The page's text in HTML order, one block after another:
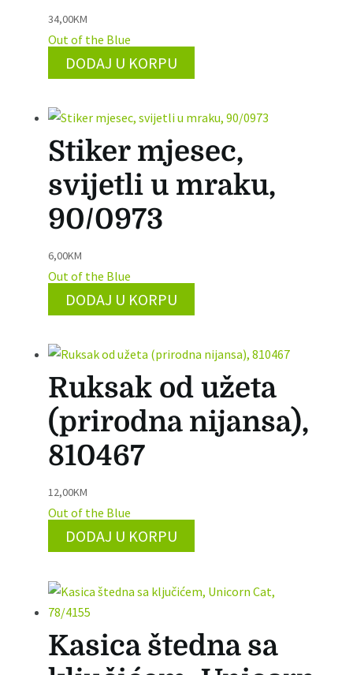
34,00KM
Out of the Blue
DODAJ U KORPU
Stiker mjesec,
svijetli u mraku,
90/0973
6,00KM
Out of the Blue
DODAJ U KORPU
Ruksak od užeta
(prirodna nijansa),
810467
12,00KM
Out of the Blue
DODAJ U KORPU
Kasica štedna sa